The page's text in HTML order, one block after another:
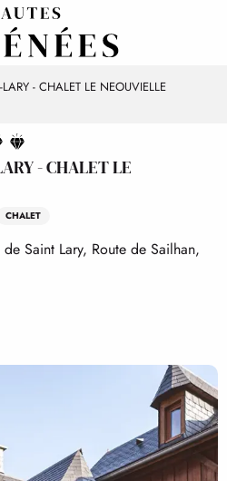
- CHALET LE NEOUVIELLE
- CHALET LE
CHALET
Saint Lary, Route de Sailhan,